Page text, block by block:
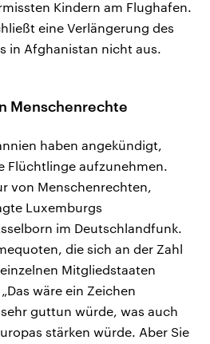
Kindern am Flughafen.
eine Verlängerung des
in Afghanistan nicht aus.
Menschenrechte
haben angekündigt,
Flüchtlinge aufzunehmen.
von Menschenrechten,
Luxemburgs
im Deutschlandfunk.
die sich an der Zahl
Mitgliedstaaten
wäre ein Zeichen
guttun würde, was auch
stärken würde. Aber Sie